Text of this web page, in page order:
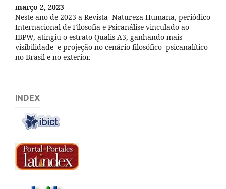
março 2, 2023
Neste ano de 2023 a Revista Natureza Humana, periódico
Internacional de Filosofia e Psicanálise vinculado ao
IBPW, atingiu o estrato Qualis A3, ganhando mais
visibilidade e projeção no cenário filosófico- psicanalítico
no Brasil e no exterior.
INDEX